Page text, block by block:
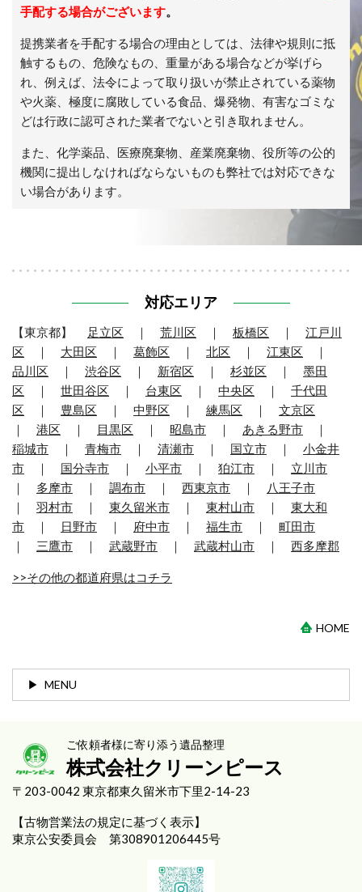
手配する場合がございます。
提携業者を手配する場合の理由としては、法律や規則に抵
触するもの、危険なもの、重量がある場合などが挙げら
れ、例えば、法令によって取り扱いが禁止されている薬物
や火薬、極度に腐敗している食品、爆発物、有害なゴミな
どは行政に認可された業者でないと引き取れません。
また、化学薬品、医療廃棄物、産業廃棄物、役所等の公的
機関に提出しなければならないものも弊社では対応できな
い場合があります。
対応エリア
【東京都】 足立区 ｜ 荒川区 ｜ 板橋区 ｜ 江戸川
区 ｜ 大田区 ｜ 葛飾区 ｜ 北区 ｜ 江東区 ｜
品川区 ｜ 渋谷区 ｜ 新宿区 ｜ 杉並区 ｜ 墨田
区 ｜ 世田谷区 ｜ 台東区 ｜ 中央区 ｜ 千代田
区 ｜ 豊島区 ｜ 中野区 ｜ 練馬区 ｜ 文京区
｜ 港区 ｜ 目黒区 ｜ 昭島市 ｜ あきる野市 ｜
稲城市 ｜ 青梅市 ｜ 清瀬市 ｜ 国立市 ｜ 小金井
市 ｜ 国分寺市 ｜ 小平市 ｜ 狛江市 ｜ 立川市
｜ 多摩市 ｜ 調布市 ｜ 西東京市 ｜
八王子市
｜ 羽村市 ｜ 東久留米市 ｜ 東村山市 ｜ 東大和
市 ｜ 日野市 ｜ 府中市 ｜ 福生市 ｜ 町田市
｜ 三鷹市 ｜ 武蔵野市 ｜ 武蔵村山市 ｜ 西多摩郡
>>その他の都道府県はコチラ
HOME
MENU
ご依頼者様に寄り添う遺品整理
株式会社クリーンピース
〒203-0042 東京都東久留米市下里2-14-23
【古物営業法の規定に基づく表示】
東京公安委員会 第308901206445号